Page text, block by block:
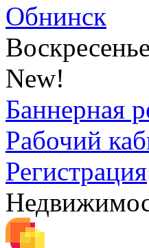
Обнинск
New!
Баннерная
Рабочий
Регистрация